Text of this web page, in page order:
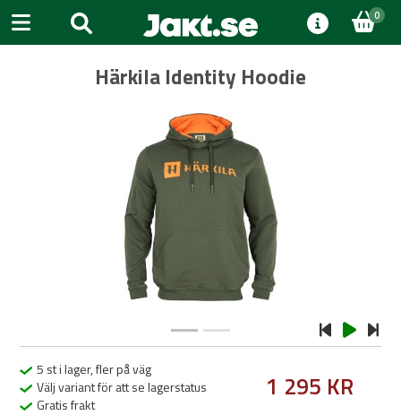
0
Härkila Identity Hoodie
5 st i lager, fler på väg
Välj variant för att se lagerstatus
Gratis frakt
1 295 KR